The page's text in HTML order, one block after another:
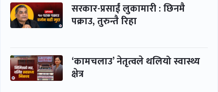
सरकार-प्रसाईं लुकामारी : छिनमै
पक्राउ, तुरुन्तै रिहा
‘कामचलाउ’ नेतृत्वले थलियो स्वास्थ्य
क्षेत्र